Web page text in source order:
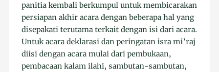
panitia kembali berkumpul untuk membicarakan
persiapan akhir acara dengan beberapa hal yang
disepakati terutama terkait dengan isi dari acara.
Untuk acara deklarasi dan peringatan isra mi’raj
diisi dengan acara mulai dari pembukaan,
pembacaan kalam ilahi, sambutan-sambutan,